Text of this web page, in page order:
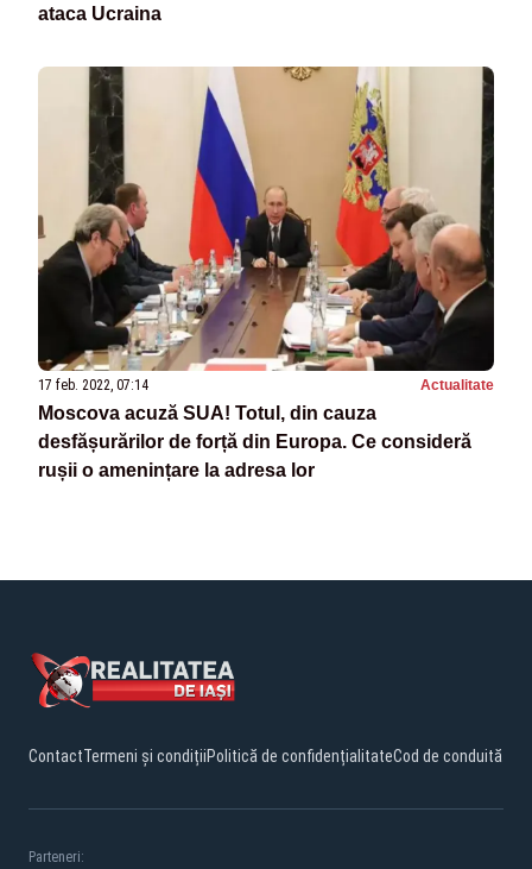
ataca Ucraina
17 feb. 2022, 07:14 Actualitate
Moscova acuză SUA! Totul, din cauza
desfășurărilor de forță din Europa. Ce consideră
rușii o amenințare la adresa lor
ContactTermeni și condițiiPolitică de confidențialitateCod de conduită
Parteneri: